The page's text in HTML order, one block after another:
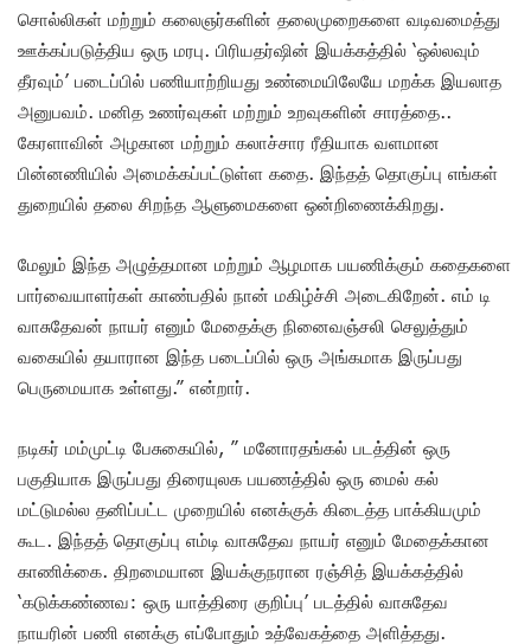
சொல்லிகள் மற்றும் கலைஞர்களின் தலைமுறைகளை வடிவமைத்து
ஊக்கப்படுத்திய ஒரு மரபு. பிரியதர்ஷின் இயக்கத்தில் ‘ஒல்லவும்
தீரவும்’ படைப்பில் பணியாற்றியது உண்மையிலேயே மறக்க இயலாத
அனுபவம். மனித உணர்வுகள் மற்றும் உறவுகளின் சாரத்தை..
கேரளாவின் அழகான மற்றும் கலாச்சார ரீதியாக வளமான
பின்னணியில் அமைக்கப்பட்டுள்ள கதை. இந்தத் தொகுப்பு எங்கள்
துறையில் தலை சிறந்த ஆளுமைகளை ஒன்றிணைக்கிறது.
மேலும் இந்த அழுத்தமான மற்றும் ஆழமாக பயணிக்கும் கதைகளை
பார்வையாளர்கள் காண்பதில் நான் மகிழ்ச்சி அடைகிறேன். எம் டி
வாசுதேவன் நாயர் எனும் மேதைக்கு நினைவஞ்சலி செலுத்தும்
வகையில் தயாரான இந்த படைப்பில் ஒரு அங்கமாக இருப்பது
பெருமையாக உள்ளது.” என்றார்.
நடிகர் மம்முட்டி பேசுகையில், ” மனோரதங்கல் படத்தின் ஒரு
பகுதியாக இருப்பது திரையுலக பயணத்தில் ஒரு மைல் கல்
மட்டுமல்ல தனிப்பட்ட முறையில் எனக்குக் கிடைத்த பாக்கியமும்
கூட. இந்தத் தொகுப்பு எம்டி வாசுதேவ நாயர் எனும் மேதைக்கான
காணிக்கை. திறமையான இயக்குநரான ரஞ்சித் இயக்கத்தில்
‘கடுக்கண்ணவ: ஒரு யாத்திரை குறிப்பு’ படத்தில் வாசுதேவ
நாயரின் பணி எனக்கு எப்போதும் உத்வேகத்தை அளித்தது.